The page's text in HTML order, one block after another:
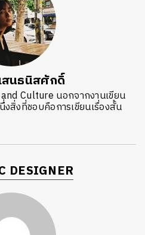
สนธนิสศักดิ์
Culture นอกจากงานเขียน
สิ่งที่ชอบคือการเขียนเรื่องสั้น
DESIGNER